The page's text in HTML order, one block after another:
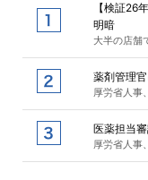
【検証26
明暗
大半の店舗
薬剤管理
厚労省人事
医薬担当
厚労省人事